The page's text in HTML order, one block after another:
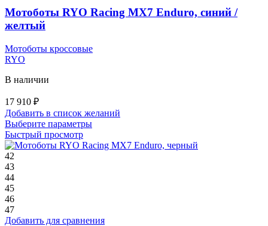
можно
выбрать
товара.
Мотоботы RYO Racing MX7 Enduro, синий /
желтый
Мотоботы кроссовые
RYO
В наличии
17 910 ₽
Добавить в список желаний
Выберите параметрыЭтот
имеет
странице
Быстрый просмотр
42
43
44
45
46
47
Добавить для сравнения